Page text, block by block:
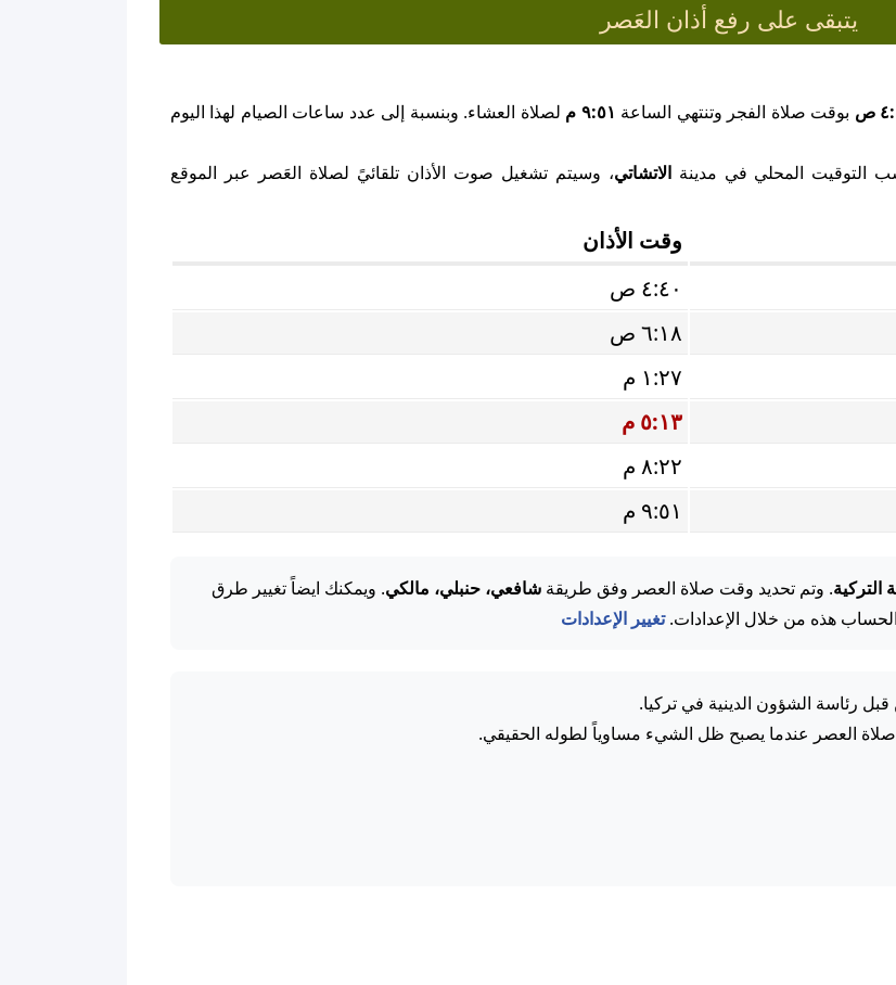
يتبقى على رفع أذان العَصر
ص بوقت صلاة الفجر وتنتهي الساعة ٩:٥١ م
لصلاة العشاء. وبنسبة إلى عدد ساعات الصيام لهذا اليوم
التوقيت المحلي في مدينةالاتشاتي، وسيتم تشغيل صوت الأذان تلقائيً لصلاة العَصر عبر الموقع
وقت الأذان
٤:٤٠ ص
٦:١٨ ص
١:٢٧ م
٥:١٣ م
٨:٢٢ م
٩:٥١ م
التركية. وتم تحديد وقت صلاة العصر وفق طريقةشافعي، حنبلي، مالكي. ويمكنك ايضاً تغيير طرق
الحساب هذه من خلال الإعدادات.تغيير الإعدادات
رئاسة الشؤون الدينية في تركيا.
صلاة العصر عندما يصبح ظل الشيء مساوياً لطوله الحقيقي.